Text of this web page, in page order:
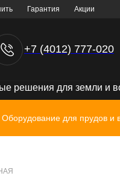
Гарантия Акции
+7 (4012) 777-020
решения для земли и
Оборудование для прудов и